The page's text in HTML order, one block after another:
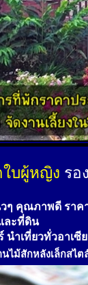
ใบผู้หญิง รอ
วๆ คุณภาพดี ราค
ละที่ดิน
นำเที่ยวทั่วอาเซี
นไม้สักหลังเล็กสไต